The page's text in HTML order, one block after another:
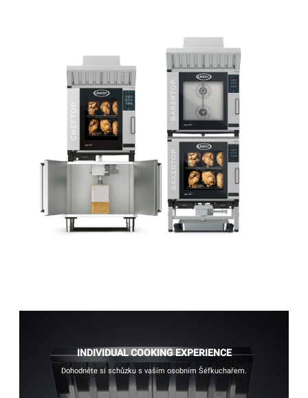
INDIVIDUAL COOKING EXPERIENCE
Dohodněte si schůzku s vaším osobním Šéfkuchařem.